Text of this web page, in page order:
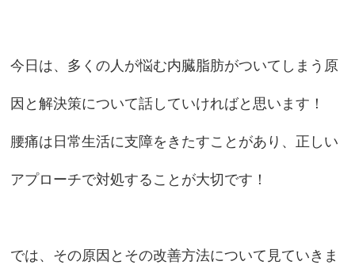
今日は、多くの人が悩む内臓脂肪がついてしまう原
因と解決策について話していければと思います！
腰痛は日常生活に支障をきたすことがあり、正しい
アプローチで対処することが大切です！
では、その原因とその改善方法について見ていきま